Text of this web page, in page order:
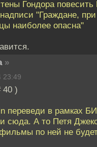
Гондора
"Граждане, при
наиболее опасна"
»
23:49
40 )
переведи в рамках
сюда. А то Петя
по ней не